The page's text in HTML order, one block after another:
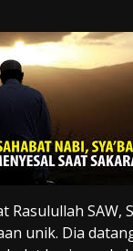
Rasulullah SAW,
unik. Dia